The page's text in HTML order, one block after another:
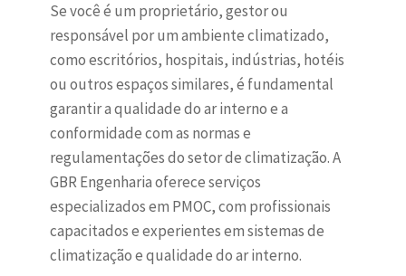
Se você é um proprietário, gestor ou
responsável por um ambiente climatizado,
como escritórios, hospitais, indústrias, hotéis
ou outros espaços similares, é fundamental
garantir a qualidade do ar interno e a
conformidade com as normas e
regulamentações do setor de climatização. A
GBR Engenharia oferece serviços
especializados em PMOC, com profissionais
capacitados e experientes em sistemas de
climatização e qualidade do ar interno.